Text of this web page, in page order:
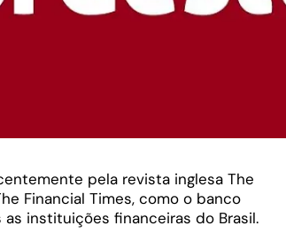
pela revista inglesa The
Financial Times, como o banco
instituições financeiras do Brasil.